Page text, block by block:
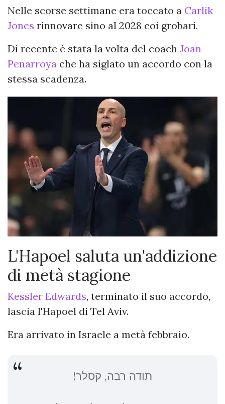
Nelle scorse settimane era toccato a Carlik
Jones rinnovare sino al 2028 coi grobari.
Di recente è stata la volta del coach Joan
Penarroya che ha siglato un accordo con la
stessa scadenza.
L'Hapoel saluta un'addizione
di metà stagione
Kessler Edwards, terminato il suo accordo,
lascia l'Hapoel di Tel Aviv.
Era arrivato in Israele a metà febbraio.
תודה רבה, קסלר!